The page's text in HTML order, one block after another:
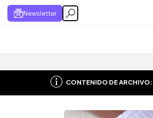
Newsletter
CONTENIDO DE ARCHIVO: